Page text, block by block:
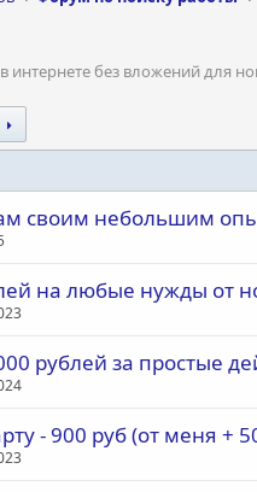
интернете без вложений для
своим небольшим
на любые нужды от
рублей за простые
- 900 руб (от меня +